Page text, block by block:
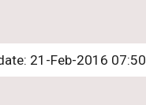
21-Feb-2016